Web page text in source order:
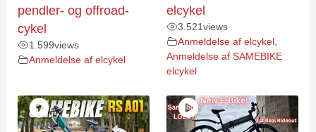
pendler- og offroad-
cykel
1.599views
Anmeldelse af elcykel
elcykel
3.521views
Anmeldelse af elcykel
Anmeldelse af SAMEBIKE
elcykel